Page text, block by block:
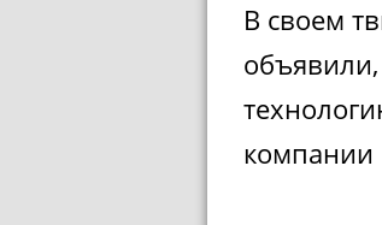
В своем
объявили,
компании